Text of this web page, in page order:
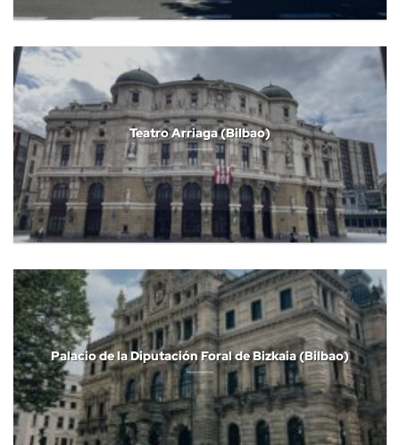
Teatro Arriaga (Bilbao)
Palacio de la Diputación Foral de Bizkaia (Bilbao)